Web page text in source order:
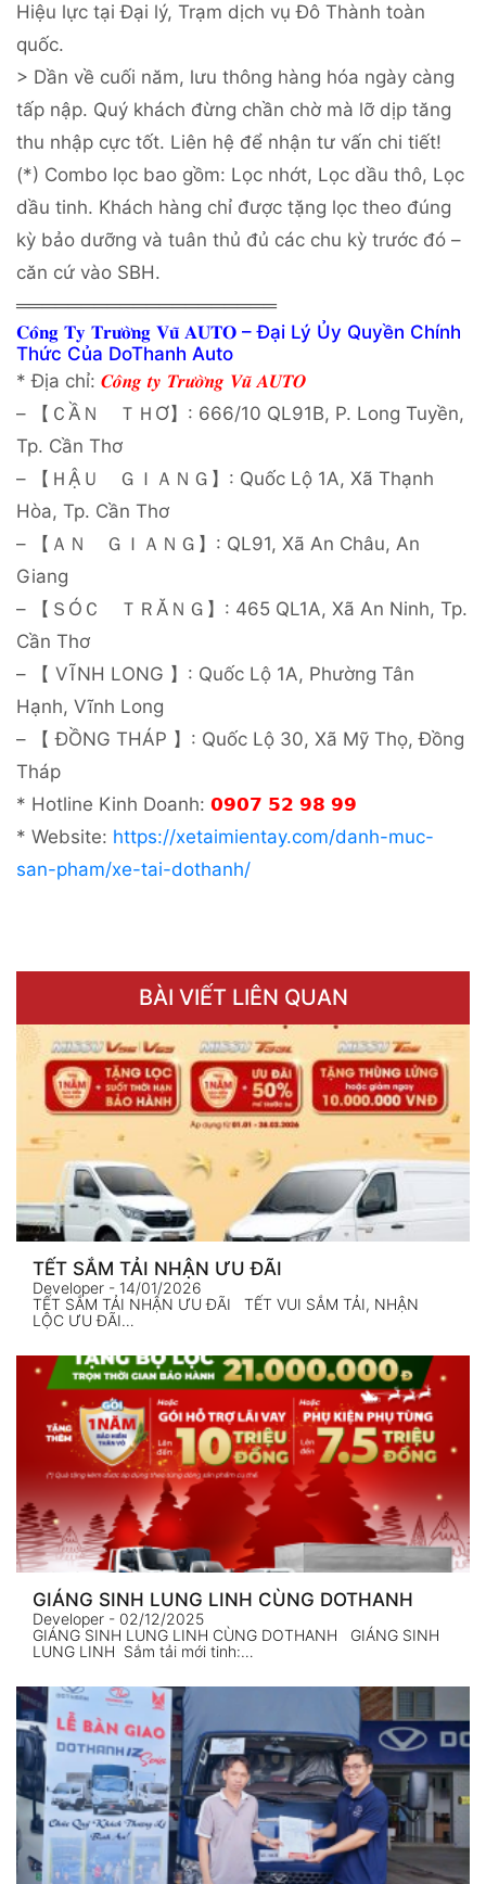
Hiệu lực tại Đại lý, Trạm dịch vụ Đô Thành toàn
quốc.
> Dần về cuối năm, lưu thông hàng hóa ngày càng
tấp nập. Quý khách đừng chần chờ mà lỡ dịp tăng
thu nhập cực tốt. Liên hệ để nhận tư vấn chi tiết!
(*) Combo lọc bao gồm: Lọc nhớt, Lọc dầu thô, Lọc
dầu tinh. Khách hàng chỉ được tặng lọc theo đúng
kỳ bảo dưỡng và tuân thủ đủ các chu kỳ trước đó –
căn cứ vào SBH.
════════════════════
𝐂𝐨̂𝐧𝐠 𝐓𝐲 𝐓𝐫𝐮̛𝐨̛̀𝐧𝐠 𝐕𝐮̃ 𝐀𝐔𝐓𝐎 – Đại Lý Ủy Quyền Chính
Thức Của DoThanh Auto
* Địa chỉ: 𝑪𝒐̂𝒏𝒈 𝒕𝒚 𝑻𝒓𝒖̛𝒐̛̀𝒏𝒈 𝑽𝒖̃ 𝑨𝑼𝑻𝑶
– 【ＣẦＮ ＴＨƠ】: 666/10 QL91B, P. Long Tuyền,
Tp. Cần Thơ
– 【ＨẬＵ ＧＩＡＮＧ】: Quốc Lộ 1A, Xã Thạnh
Hòa, Tp. Cần Thơ
– 【ＡＮ ＧＩＡＮＧ】: QL91, Xã An Châu, An
Giang
– 【ＳÓＣ ＴＲĂＮＧ】: 465 QL1A, Xã An Ninh, Tp.
Cần Thơ
– 【 VĨNH LONG 】: Quốc Lộ 1A, Phường Tân
Hạnh, Vĩnh Long
– 【 ĐỒNG THÁP 】: Quốc Lộ 30, Xã Mỹ Thọ, Đồng
Tháp
* Hotline Kinh Doanh: 𝟬𝟵𝟬𝟳 𝟱𝟮 𝟵𝟴 𝟵𝟵
* Website: https://xetaimientay.com/danh-muc-
san-pham/xe-tai-dothanh/
BÀI VIẾT LIÊN QUAN
TẾT SẮM TẢI NHẬN ƯU ĐÃI
Developer - 14/01/2026
TẾT SẮM TẢI NHẬN ƯU ĐÃI TẾT VUI SẮM TẢI, NHẬN
LỘC ƯU ĐÃI…
GIÁNG SINH LUNG LINH CÙNG DOTHANH
Developer - 02/12/2025
GIÁNG SINH LUNG LINH CÙNG DOTHANH GIÁNG SINH
LUNG LINH Sắm tải mới tinh:…